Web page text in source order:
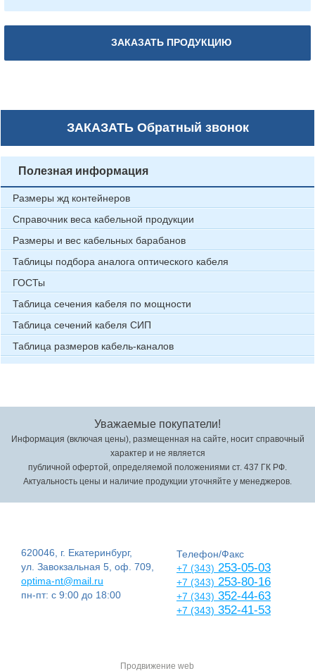
ЗАКАЗАТЬ ПРОДУКЦИЮ
ЗАКАЗАТЬОбратный звонок
Полезная информация
Размеры жд контейнеров
Справочник веса кабельной продукции
Размеры и вес кабельных барабанов
Таблицы подбора аналога оптического кабеля
ГОСТы
Таблица сечения кабеля по мощности
Таблица сечений кабеля СИП
Таблица размеров кабель-каналов
Уважаемые покупатели!
Информация (включая цены), размещенная на сайте, носит справочный
характер и не является
публичной офертой, определяемой положениями ст. 437 ГК РФ.
Актуальность цены и наличие продукции уточняйте у менеджеров.
620046, г. Екатеринбург,
ул. Завокзальная 5, оф. 709,
optima-nt@mail.ru
пн-пт: с 9:00 до 18:00
Телефон/Факс
+7 (343) 253-05-03
+7 (343) 253-80-16
+7 (343) 352-44-63
+7 (343) 352-41-53
Продвижение web